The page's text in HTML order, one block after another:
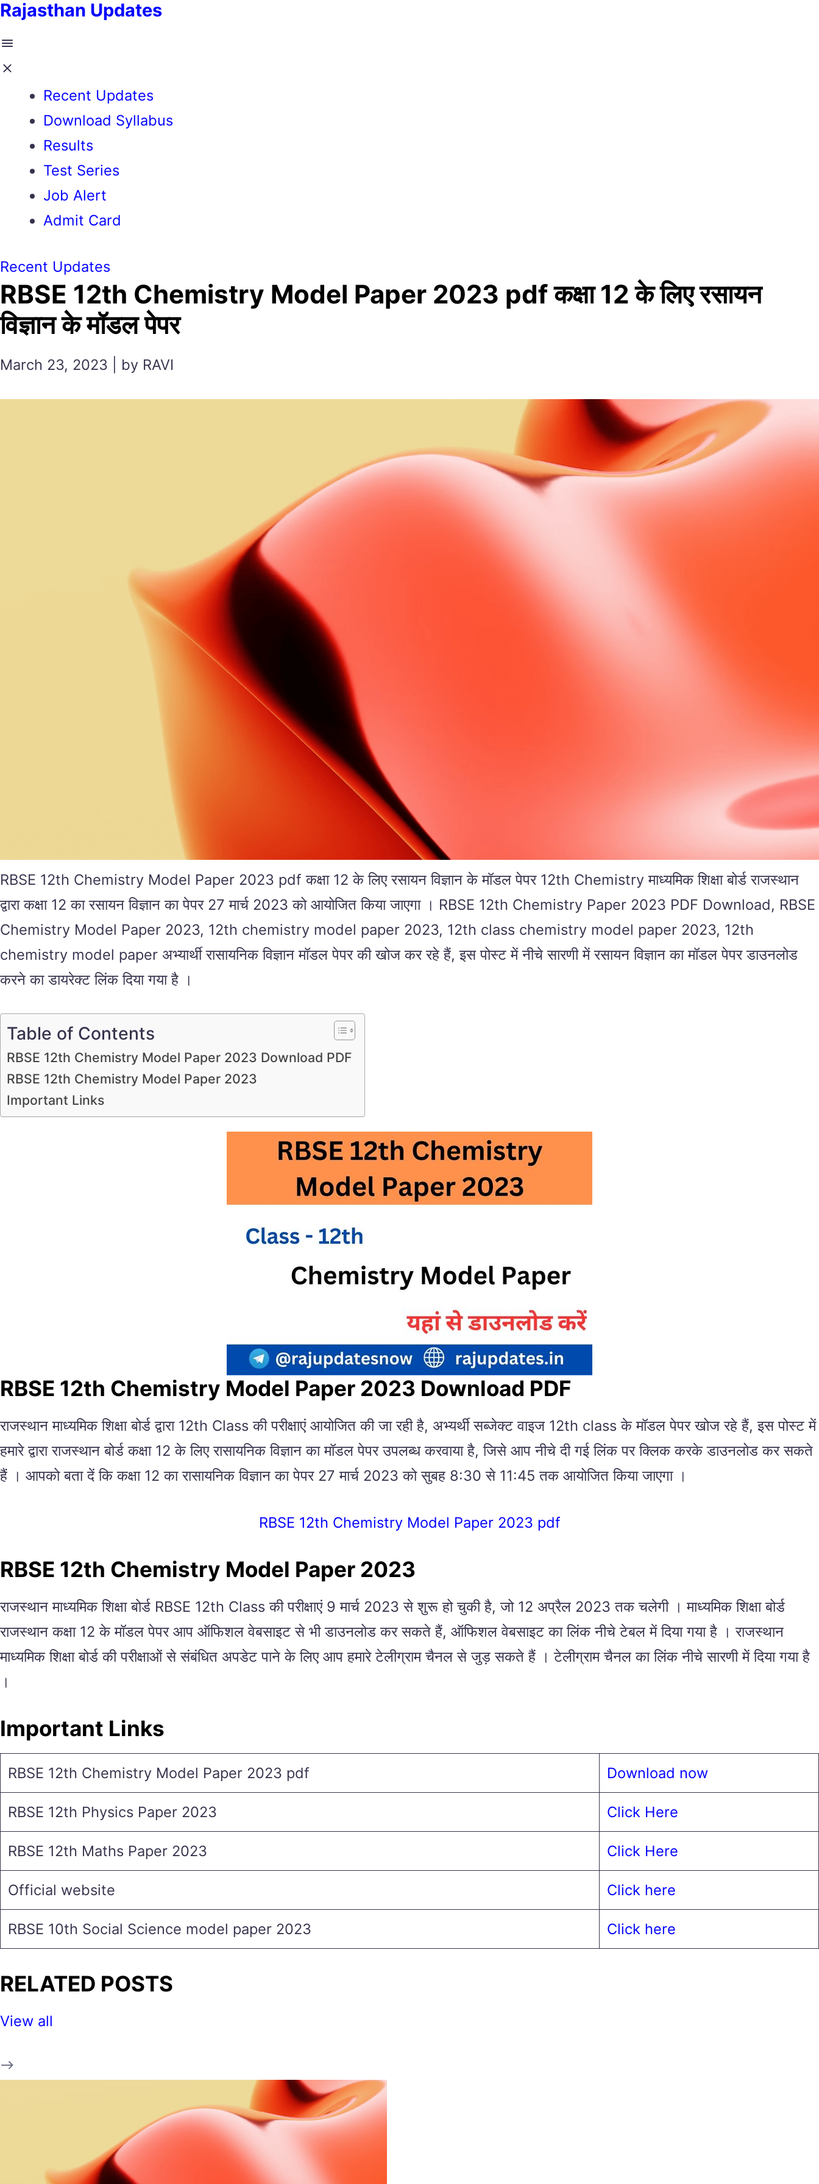
Rajasthan Updates
Recent Updates
Download Syllabus
Results
Test Series
Job Alert
Admit Card
Recent Updates
RBSE 12th Chemistry Model Paper 2023 pdf कक्षा 12 के लिए रसायन
विज्ञान के मॉडल पेपर
March 23, 2023 | by RAVI
RBSE 12th Chemistry Model Paper 2023 pdf कक्षा 12 के लिए रसायन विज्ञान के मॉडल पेपर 12th Chemistry माध्यमिक शिक्षा बोर्ड राजस्थान
द्वारा कक्षा 12 का रसायन विज्ञान का पेपर 27 मार्च 2023 को आयोजित किया जाएगा । RBSE 12th Chemistry Paper 2023 PDF Download, RBSE
Chemistry Model Paper 2023, 12th chemistry model paper 2023, 12th class chemistry model paper 2023, 12th
chemistry model paper अभ्यार्थी रासायनिक विज्ञान मॉडल पेपर की खोज कर रहे हैं, इस पोस्ट में नीचे सारणी में रसायन विज्ञान का मॉडल पेपर डाउनलोड
करने का डायरेक्ट लिंक दिया गया है ।
Table of Contents
RBSE 12th Chemistry Model Paper 2023 Download PDF
RBSE 12th Chemistry Model Paper 2023
Important Links
RBSE 12th Chemistry Model Paper 2023 Download PDF
राजस्थान माध्यमिक शिक्षा बोर्ड द्वारा 12th Class की परीक्षाएं आयोजित की जा रही है, अभ्यर्थी सब्जेक्ट वाइज 12th class के मॉडल पेपर खोज रहे हैं, इस पोस्ट में
हमारे द्वारा राजस्थान बोर्ड कक्षा 12 के लिए रासायनिक विज्ञान का मॉडल पेपर उपलब्ध करवाया है, जिसे आप नीचे दी गई लिंक पर क्लिक करके डाउनलोड कर सकते
हैं । आपको बता दें कि कक्षा 12 का रासायनिक विज्ञान का पेपर 27 मार्च 2023 को सुबह 8:30 से 11:45 तक आयोजित किया जाएगा ।
RBSE 12th Chemistry Model Paper 2023 pdf
RBSE 12th Chemistry Model Paper 2023
राजस्थान माध्यमिक शिक्षा बोर्ड RBSE 12th Class की परीक्षाएं 9 मार्च 2023 से शुरू हो चुकी है, जो 12 अप्रैल 2023 तक चलेगी । माध्यमिक शिक्षा बोर्ड
राजस्थान कक्षा 12 के मॉडल पेपर आप ऑफिशल वेबसाइट से भी डाउनलोड कर सकते हैं, ऑफिशल वेबसाइट का लिंक नीचे टेबल में दिया गया है । राजस्थान
माध्यमिक शिक्षा बोर्ड की परीक्षाओं से संबंधित अपडेट पाने के लिए आप हमारे टेलीग्राम चैनल से जुड़ सकते हैं । टेलीग्राम चैनल का लिंक नीचे सारणी में दिया गया है
।
Important Links
RBSE 12th Chemistry Model Paper 2023 pdf Download now
RBSE 12th Physics Paper 2023 Click Here
RBSE 12th Maths Paper 2023 Click Here
Official website Click here
RBSE 10th Social Science model paper 2023 Click here
RELATED POSTS
View all